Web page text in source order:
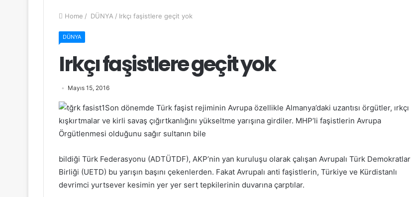
Home / DÜNYA / Irkçı faşistlere geçit yok
DÜNYA
Irkçı faşistlere geçit yok
Mayıs 15, 2016
Son dönemde Türk faşist rejiminin Avrupa özellikle Almanya’daki uzantısı örgütler, ırkçı
kışkırtmalar ve kirli savaş çığırtkanlığını yükseltme yarışına girdiler. MHP’li faşistlerin Avrupa
Örgütlenmesi olduğunu sağır sultanın bile
bildiği Türk Federasyonu (ADTÜTDF), AKP’nin yan kuruluşu olarak çalışan Avrupalı Türk Demokratlar
Birliği (UETD) bu yarışın başını çekenlerden. Fakat Avrupalı anti faşistlerin, Türkiye ve Kürdistanlı
devrimci yurtsever kesimin yer yer sert tepkilerinin duvarına çarptılar.